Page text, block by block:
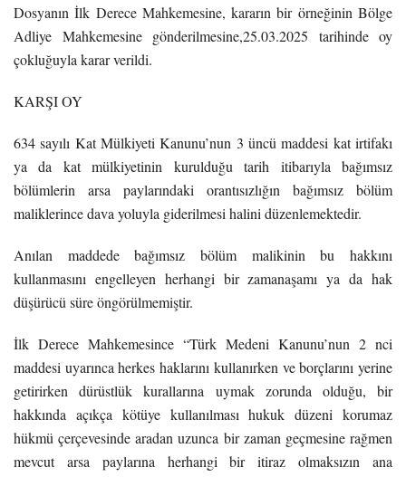
Dosyanın İlk Derece Mahkemesine, kararın bir örneğinin Bölge
Adliye Mahkemesine gönderilmesine,25.03.2025 tarihinde oy
çokluğuyla karar verildi.
KARŞI OY
634 sayılı Kat Mülkiyeti Kanunu’nun 3 üncü maddesi kat irtifakı
ya da kat mülkiyetinin kurulduğu tarih itibarıyla bağımsız
bölümlerin arsa paylarındaki orantısızlığın bağımsız bölüm
maliklerince dava yoluyla giderilmesi halini düzenlemektedir.
Anılan maddede bağımsız bölüm malikinin bu hakkını
kullanmasını engelleyen herhangi bir zamanaşamı ya da hak
düşürücü süre öngörülmemiştir.
İlk Derece Mahkemesince “Türk Medeni Kanunu’nun 2 nci
maddesi uyarınca herkes haklarını kullanırken ve borçlarını yerine
getirirken dürüstlük kurallarına uymak zorunda olduğu, bir
hakkında açıkça kötüye kullanılması hukuk düzeni korumaz
hükmü çerçevesinde aradan uzunca bir zaman geçmesine rağmen
mevcut arsa paylarına herhangi bir itiraz olmaksızın ana